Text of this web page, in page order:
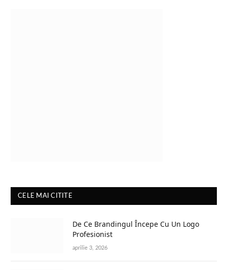
CELE MAI CITITE
De Ce Brandingul Începe Cu Un Logo
Profesionist
aprilie 3, 2026